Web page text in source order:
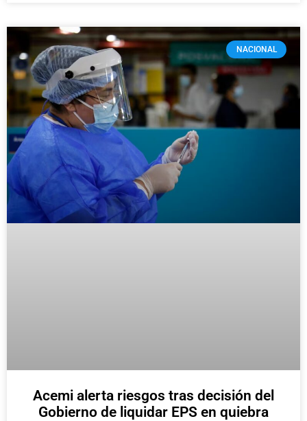
NACIONAL
Acemi alerta riesgos tras decisión del
Gobierno de liquidar EPS en quiebra